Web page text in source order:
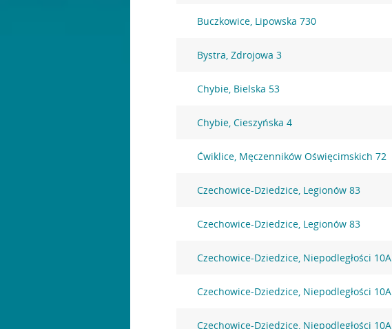
Buczkowice, Lipowska 730
Bystra, Zdrojowa 3
Chybie, Bielska 53
Chybie, Cieszyńska 4
Ćwiklice, Męczenników Oświęcimskich 72
Czechowice-Dziedzice, Legionów 83
Czechowice-Dziedzice, Legionów 83
Czechowice-Dziedzice, Niepodległości 10A
Czechowice-Dziedzice, Niepodległości 10A
Czechowice-Dziedzice, Niepodległości 10A